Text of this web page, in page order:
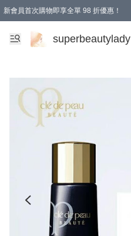
新會員首次購物即享全單 98 折優惠！
會員折扣優惠
superbeautylady